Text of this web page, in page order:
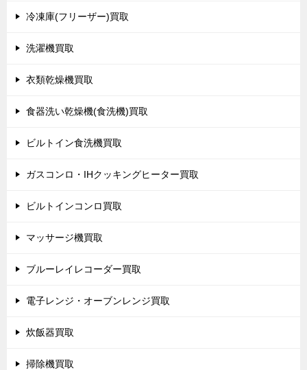
冷凍庫(フリーザー)買取
洗濯機買取
衣類乾燥機買取
食器洗い乾燥機(食洗機)買取
ビルトイン食洗機買取
ガスコンロ・IHクッキングヒーター買取
ビルトインコンロ買取
マッサージ機買取
ブルーレイレコーダー買取
電子レンジ・オーブンレンジ買取
炊飯器買取
掃除機買取